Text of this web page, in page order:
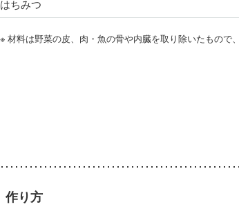
はちみつ
※ 材料は野菜の皮、肉・魚の骨や内臓を取り除いたもので
作り方